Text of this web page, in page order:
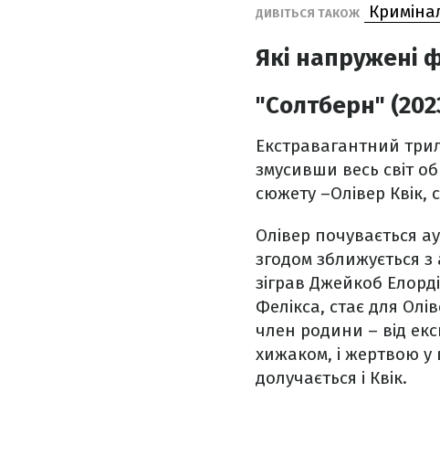
ДИВІТЬСЯ ТАКОЖ
Які напружені
"Солтберн"
Екстравагантний
змусивши весь світ
сюжету –Олівер Квік,
Олівер почувається
згодом зближується
зіграв Джейкоб
Фелікса, стає для
член родини – від
хижаком, і жертвою у
долучається і Квік.